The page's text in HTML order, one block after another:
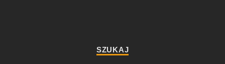
SZUKAJ